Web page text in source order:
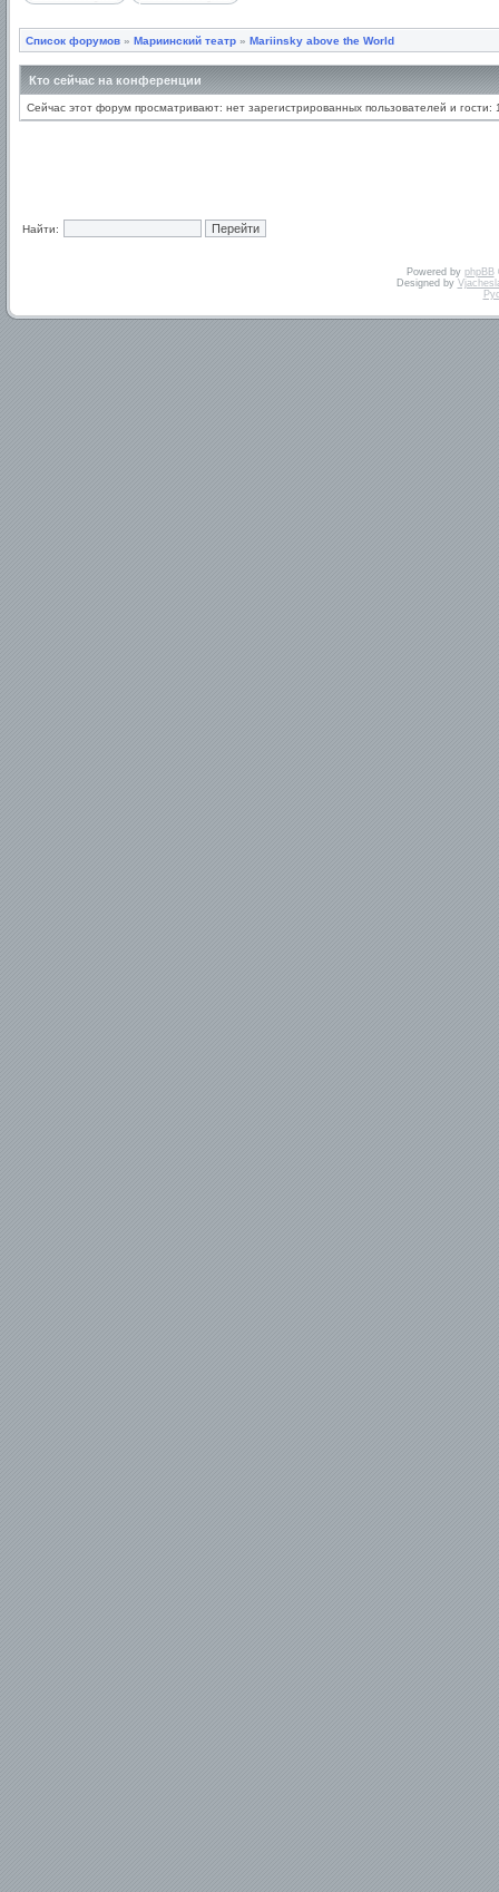
Список форумов » Мариинский театр » Mariinsky above the World
Кто сейчас на конференции
Сейчас этот форум просматривают: нет зарегистрированных пользователей и гости:
Найти:
Powered by phpBB
Designed by